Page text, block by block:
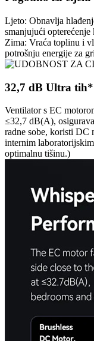
Ljeto: Obnavlja
smanjujući
Zima: Vraća toplinu i
potrošnju energije za
32,7 dB Ultra tih*
Ventilator s EC
≤32,7 dB(A),
radne sobe, koristi DC
internim
optimalnu tišinu.)